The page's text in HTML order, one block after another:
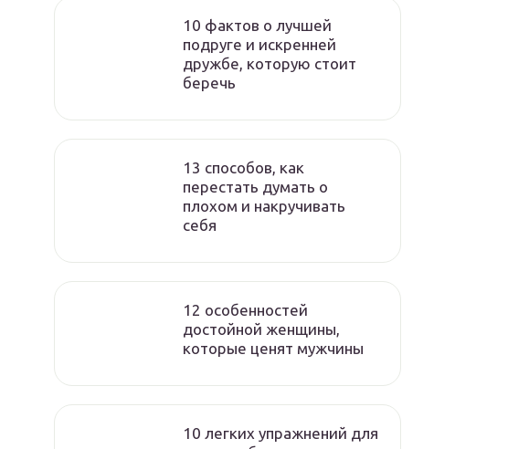
10 фактов о лучшей
подруге и искренней
дружбе, которую стоит
беречь
13 способов, как
перестать думать о
плохом и накручивать
себя
12 особенностей
достойной женщины,
которые ценят мужчины
10 легких упражнений для